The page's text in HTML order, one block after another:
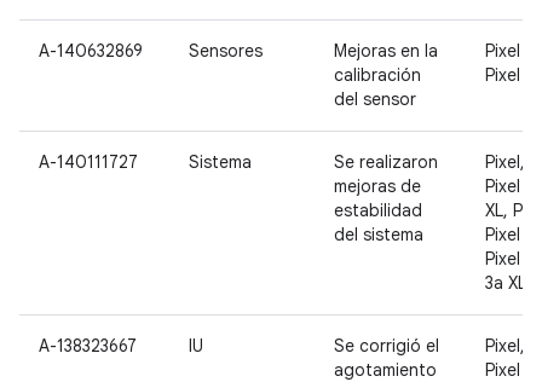
A-140632869 Sensores
Mejoras en la
calibración
del sensor
Pixel 3
Pixel 3
A-140111727 Sistema
Se realizaron
mejoras de
estabilidad
del sistema
Pixel,
Pixel
XL,
Pixel 3
Pixel
3a XL
A-138323667 IU
Se corrigió el
agotamiento
Pixel,
Pixel